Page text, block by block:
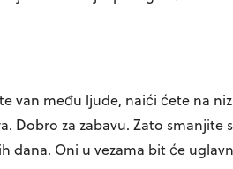
van među ljude, naići ćete na
Dobro za zabavu. Zato smanjite
dana. Oni u vezama bit će